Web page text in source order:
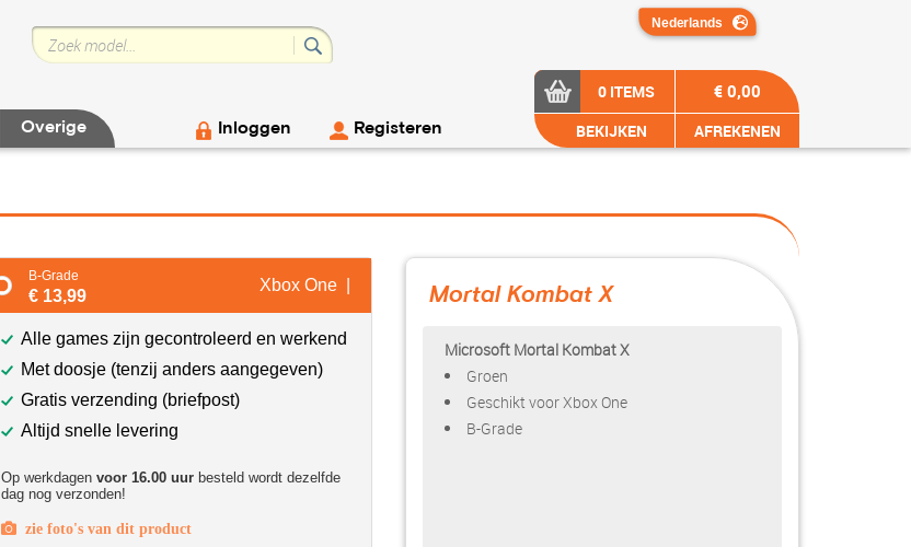
Overige Inloggen Registeren
0 ITEMS
BEKIJKEN
€ 0,00
AFREKENEN
B-Grade
€ 13,99
Xbox One |
Alle games zijn gecontroleerd en werkend
Met doosje (tenzij anders aangegeven)
Gratis verzending (briefpost)
Altijd snelle levering
Op werkdagen voor 16.00 uur besteld wordt dezelfde
dag nog verzonden!
zie foto's van dit product
Mortal Kombat X
Microsoft Mortal Kombat X
Groen
Geschikt voor Xbox One
B-Grade